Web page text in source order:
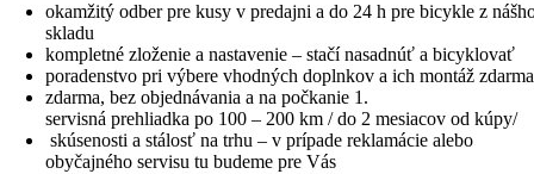
okamžitý odber pre kusy v predajni a do 24 h pre bicykle z
skladu
kompletné zloženie a nastavenie – stačí nasadnúť a bicyklovať
poradenstvo pri výbere vhodných doplnkov a ich montáž zdarma
zdarma, bez objednávania a na počkanie 1.
servisná prehliadka po 100 – 200 km / do 2 mesiacov od kúpy/
skúsenosti a stálosť na trhu – v prípade reklamácie alebo
obyčajného servisu tu budeme pre Vás